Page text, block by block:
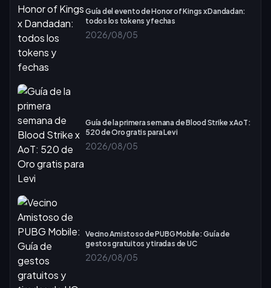
Guía del evento de Honor of Kings x Dandadan:
todos los tokens y fechas
2026/08/05
Guía de la primera semana de Blood Strike x AoT:
520 de Oro gratis para Levi
2026/08/05
Vecino Amistoso de PUBG Mobile: Guía de
gestos gratuitos y tiradas de UC
2026/08/05